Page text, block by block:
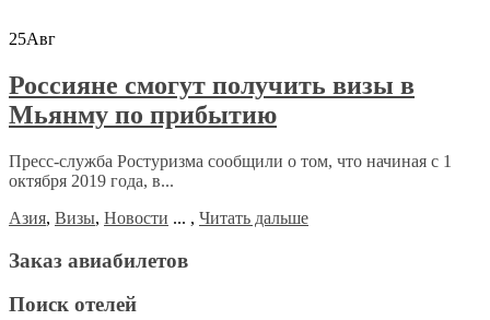
25Авг
Россияне смогут получить визы в
Мьянму по прибытию
Пресс-служба Ростуризма сообщили о том, что начиная с 1
октября 2019 года, в...
Азия, Визы, Новости ... , Читать дальше
Заказ авиабилетов
Поиск отелей